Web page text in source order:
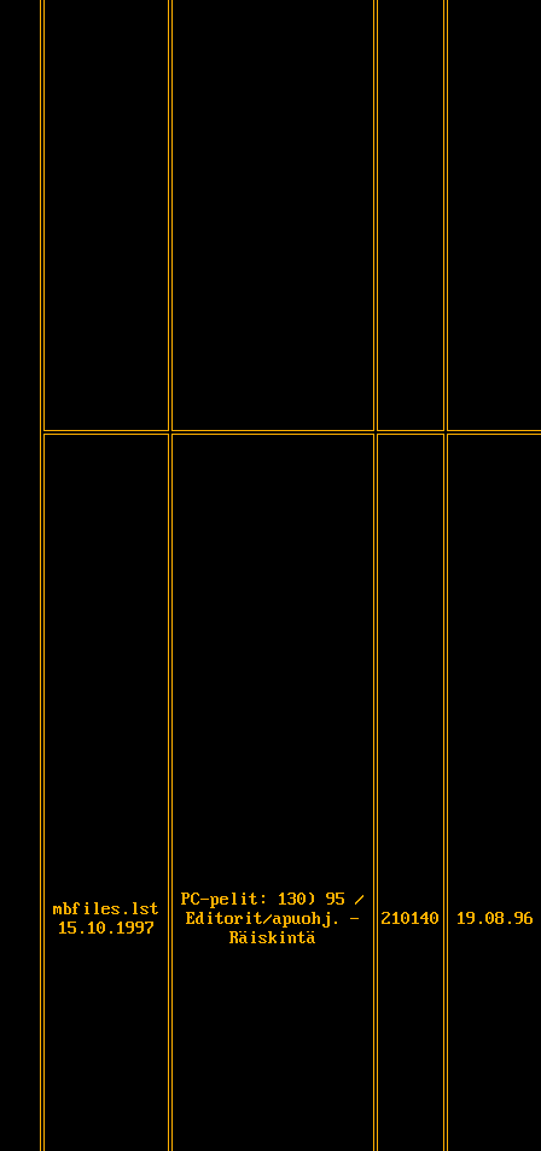
mbfiles.lst
15.10.1997
PC-pelit: 130) 95 /
Editorit/apuohj. -
Räiskintä
210140 19.08.96